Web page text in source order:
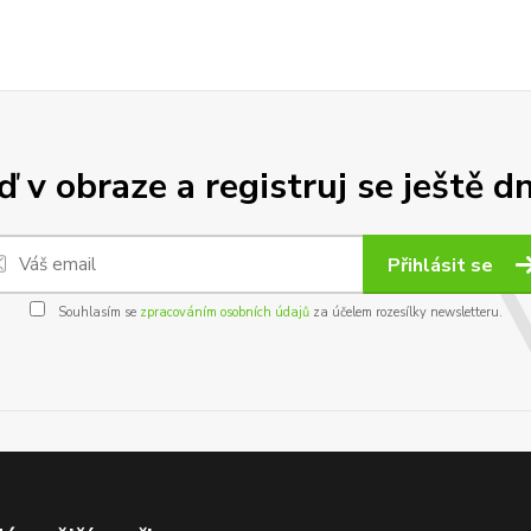
v obraze a registruj se ještě
Přihlásit se
Souhlasím se zpracováním osobních údajůza účelem rozesílky newsletteru.